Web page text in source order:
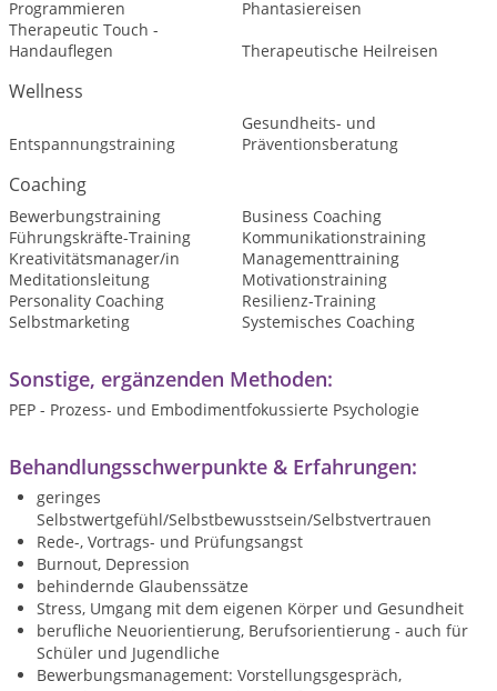
Programmieren
Phantasiereisen
Therapeutic Touch -
Handauflegen
Therapeutische Heilreisen
Wellness
Entspannungstraining
Gesundheits- und
Präventionsberatung
Coaching
Bewerbungstraining
Business Coaching
Führungskräfte-Training
Kommunikationstraining
Kreativitätsmanager/in
Managementtraining
Meditationsleitung
Motivationstraining
Personality Coaching
Resilienz-Training
Selbstmarketing
Systemisches Coaching
Sonstige, ergänzenden Methoden:
PEP - Prozess- und Embodimentfokussierte Psychologie
Behandlungsschwerpunkte & Erfahrungen:
geringes
Selbstwertgefühl/Selbstbewusstsein/Selbstvertrauen
Rede-, Vortrags- und Prüfungsangst
Burnout, Depression
behindernde Glaubenssätze
Stress, Umgang mit dem eigenen Körper und Gesundheit
berufliche Neuorientierung, Berufsorientierung - auch für
Schüler und Jugendliche
Bewerbungsmanagement: Vorstellungsgespräch,